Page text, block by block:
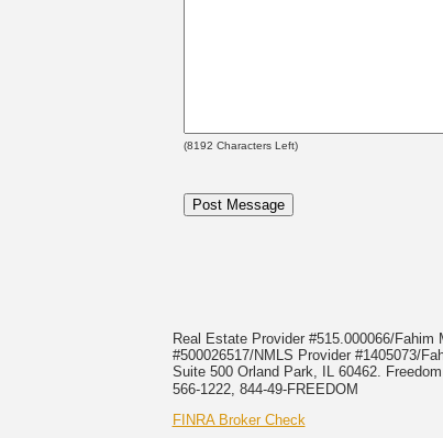
(8192 Characters Left)
Real Estate Provider #515.000066/
#500026517/NMLS Provider #1405073/
Suite 500 Orland Park, IL 60462.
566-1222, 844-49-FREEDOM
FINRA Broker Check